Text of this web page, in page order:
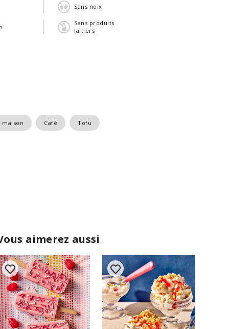
Sans noix
Sans produits
laitiers
maison Café Tofu
aimerez aussi